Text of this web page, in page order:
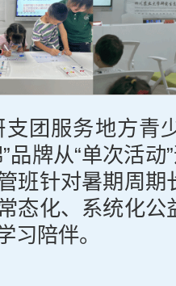
团服务地方青
品牌从“单次活动
班针对暑期周期
态化、系统化公
习陪伴。